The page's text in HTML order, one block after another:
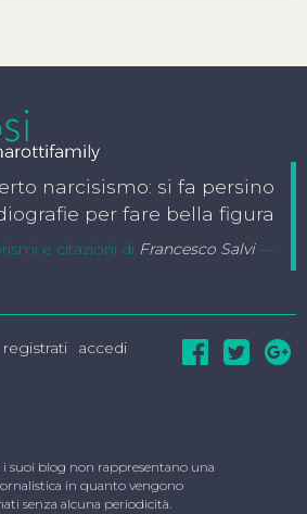
narcisismo: si fa persino
per fare bella figura
e citazioni di Francesco Salvi
registrati
accedi
i suoi blog non rappresentano una
in quanto vengono
senza alcuna periodicità.